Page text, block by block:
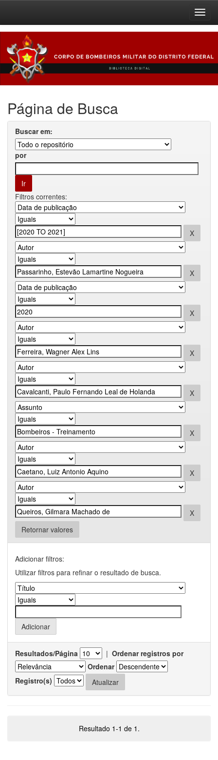
navigation
Página de Busca
Buscar em:
por
Filtros correntes:
Retornar valores
Adicionar filtros:
Utilizar filtros para refinar o resultado de busca.
Resultados/Página | Ordenar registros por
Ordenar
Registro(s)
Resultado 1-1 de 1.